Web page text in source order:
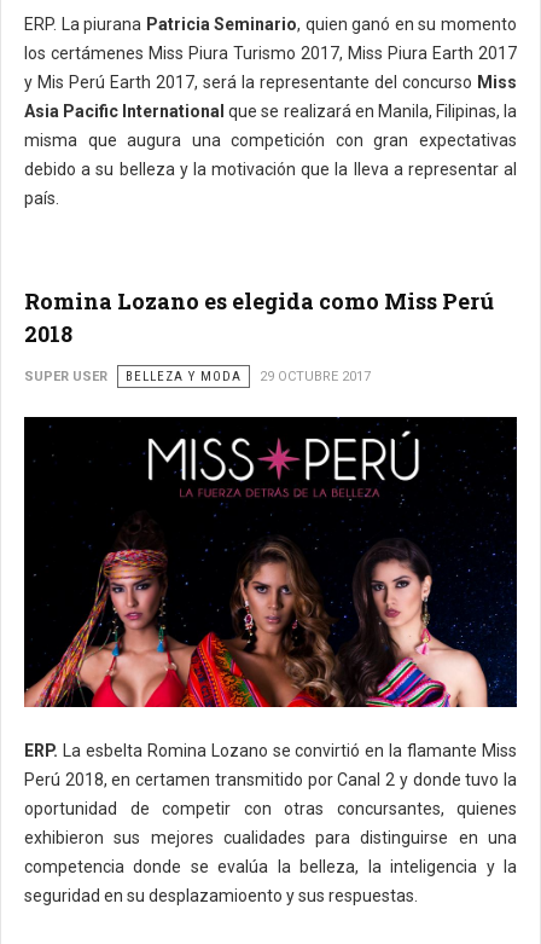
ERP. La piurana Patricia Seminario, quien ganó en su momento
los certámenes Miss Piura Turismo 2017, Miss Piura Earth 2017
y Mis Perú Earth 2017, será la representante del concurso Miss
Asia Pacific International que se realizará en Manila, Filipinas, la
misma que augura una competición con gran expectativas
debido a su belleza y la motivación que la lleva a representar al
país.
Romina Lozano es elegida como Miss Perú
2018
SUPER USER BELLEZA Y MODA 29 OCTUBRE 2017
ERP. La esbelta Romina Lozano se convirtió en la flamante Miss
Perú 2018, en certamen transmitido por Canal 2 y donde tuvo la
oportunidad de competir con otras concursantes, quienes
exhibieron sus mejores cualidades para distinguirse en una
competencia donde se evalúa la belleza, la inteligencia y la
seguridad en su desplazamioento y sus respuestas.